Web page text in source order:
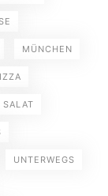
MÜNCHEN
SALAT
UNTERWEGS